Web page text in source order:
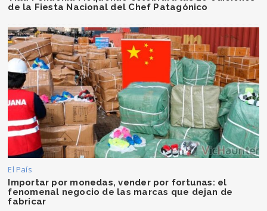
de la Fiesta Nacional del Chef Patagónico
El País
Importar por monedas, vender por fortunas: el
fenomenal negocio de las marcas que dejan de
fabricar